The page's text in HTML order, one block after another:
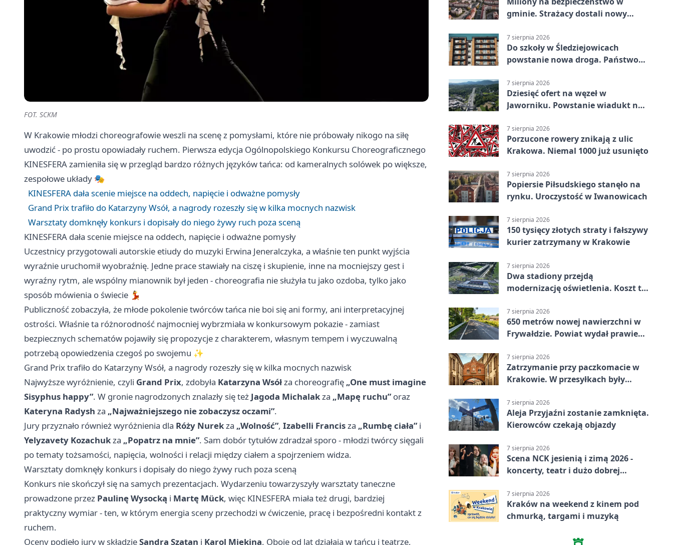
FOT. SCKM
W Krakowie młodzi choreografowie weszli na scenę z pomysłami, które nie próbowały nikogo na siłę
uwodzić - po prostu opowiadały ruchem. Pierwsza edycja Ogólnopolskiego Konkursu Choreograficznego
KINESFERA zamieniła się w przegląd bardzo różnych języków tańca: od kameralnych solówek po większe,
zespołowe układy 🎭
KINESFERA dała scenie miejsce na oddech, napięcie i odważne pomysły
Grand Prix trafiło do Katarzyny Wsół, a nagrody rozeszły się w kilka mocnych nazwisk
Warsztaty domknęły konkurs i dopisały do niego żywy ruch poza sceną
KINESFERA dała scenie miejsce na oddech, napięcie i odważne pomysły
Uczestnicy przygotowali autorskie etiudy do muzyki Erwina Jeneralczyka, a właśnie ten punkt wyjścia
wyraźnie uruchomił wyobraźnię. Jedne prace stawiały na ciszę i skupienie, inne na mocniejszy gest i
wyraźny rytm, ale wspólny mianownik był jeden - choreografia nie służyła tu jako ozdoba, tylko jako
sposób mówienia o świecie 💃
Publiczność zobaczyła, że młode pokolenie twórców tańca nie boi się ani formy, ani interpretacyjnej
ostrości. Właśnie ta różnorodność najmocniej wybrzmiała w konkursowym pokazie - zamiast
bezpiecznych schematów pojawiły się propozycje z charakterem, własnym tempem i wyczuwalną
potrzebą opowiedzenia czegoś po swojemu ✨
Grand Prix trafiło do Katarzyny Wsół, a nagrody rozeszły się w kilka mocnych nazwisk
Najwyższe wyróżnienie, czyli Grand Prix, zdobyła Katarzyna Wsółza choreografię „One must imagine
Sisyphus happy”. W gronie nagrodzonych znalazły się też Jagoda Michalakza „Mapę ruchu”oraz
Kateryna Radysh za „Najważniejszego nie zobaczysz oczami”.
Jury przyznało również wyróżnienia dla Róży Nurekza „Wolność”, Izabelli Francisza „Rumbę ciała”i
Yelyzavety Kozachukza „Popatrz na mnie”. Sam dobór tytułów zdradzał sporo - młodzi twórcy sięgali
po tematy tożsamości, napięcia, wolności i relacji między ciałem a spojrzeniem widza.
Warsztaty domknęły konkurs i dopisały do niego żywy ruch poza sceną
Konkurs nie skończył się na samych prezentacjach. Wydarzeniu towarzyszyły warsztaty taneczne
prowadzone przez Paulinę Wysocką i Martę Mück, więc KINESFERA miała też drugi, bardziej
praktyczny wymiar - ten, w którym energia sceny przechodzi w ćwiczenie, pracę i bezpośredni kontakt z
ruchem.
Oceny podjęło jury w składzieSandra Szatan i Karol Miękina. Oboje od lat działają w tańcu i teatrze,
gminie. Strażacy dostali nowy
7 sierpnia 2026
Do szkoły w Śledziejowicach
powstanie nowa droga. Państwo
7 sierpnia 2026
Dziesięć ofert na węzeł w
Jaworniku. Powstanie wiadukt nad
7 sierpnia 2026
Porzucone rowery znikają z ulic
Krakowa. Niemal 1000 już usunięto
7 sierpnia 2026
Popiersie Piłsudskiego stanęło na
rynku. Uroczystość w Iwanowicach
7 sierpnia 2026
150 tysięcy złotych straty i fałszywy
kurier zatrzymany w Krakowie
7 sierpnia 2026
Dwa stadiony przejdą
modernizację oświetlenia. Koszt to
7 sierpnia 2026
650 metrów nowej nawierzchni w
Frywałdzie. Powiat wydał prawie
7 sierpnia 2026
Zatrzymanie przy paczkomacie w
Krakowie. W przesyłkach były
7 sierpnia 2026
Aleja Przyjaźni zostanie zamknięta.
Kierowców czekają objazdy
7 sierpnia 2026
Scena NCK jesienią i zimą 2026 -
koncerty, teatr i dużo dobrej
7 sierpnia 2026
Kraków na weekend z kinem pod
chmurką, targami i muzyką